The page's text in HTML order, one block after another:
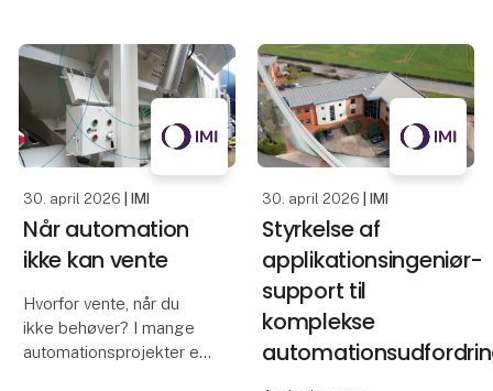
og personale centralt.
Den digitale platform
hjælper produktions- og
sikkerhedsansvarlige
med at
Bahr, hvor
30. april 2026 | IMI
Når automation
ikke kan vente
Hvorfor vente, når du
ikke behøver? I mange
automationsprojekter er
30. april 2026 | IMI
Styrkelse af
applikationsingeniør-
support til
komplekse